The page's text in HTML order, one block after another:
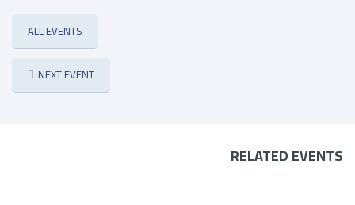
ALL EVENTS
NEXT EVENT
RELATED EVENTS